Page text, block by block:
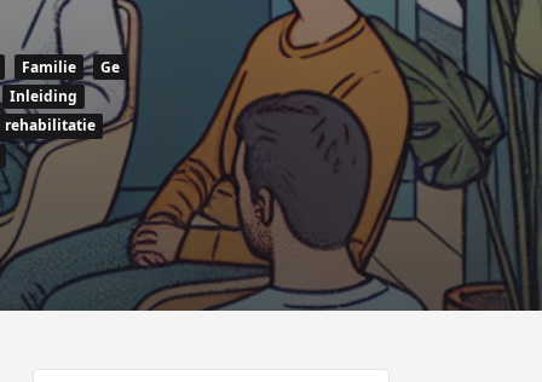
Familie
Ge
Inleiding
rehabilitatie